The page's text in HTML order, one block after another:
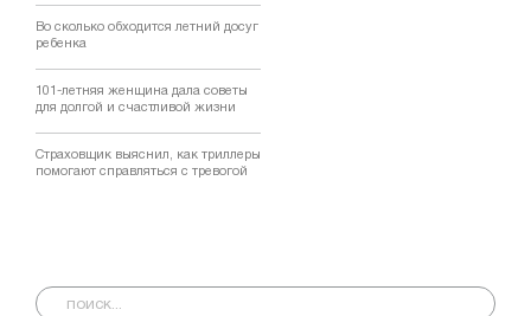
Во сколько обходится летний досуг
ребенка
101-летняя женщина дала советы
для долгой и счастливой жизни
Страховщик выяснил, как триллеры
помогают справляться с тревогой